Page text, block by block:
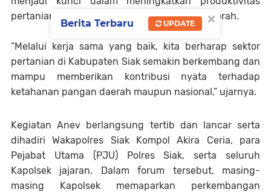
pertanian dan memperkuat perekonomian daerah.
“Melalui kerja sama yang baik, kita berharap sektor
pertanian di Kabupaten Siak semakin berkembang dan
mampu memberikan kontribusi nyata terhadap
ketahanan pangan daerah maupun nasional,” ujarnya.
Kegiatan Anev berlangsung tertib dan lancar serta
dihadiri Wakapolres Siak Kompol Akira Ceria, para
Pejabat Utama (PJU) Polres Siak, serta seluruh
Kapolsek jajaran. Dalam forum tersebut, masing-
masing Kapolsek memaparkan perkembangan
×
Berita Terbaru UPDATE